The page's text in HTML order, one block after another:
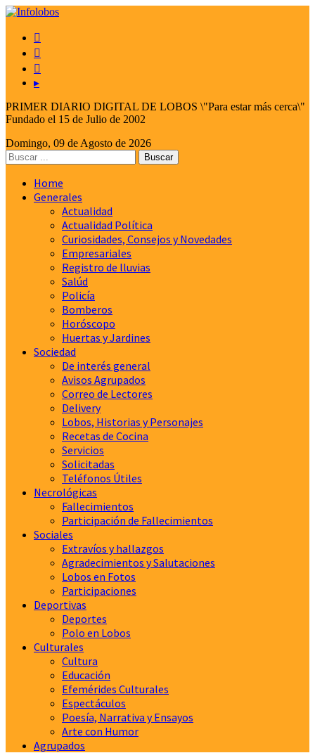



▸
PRIMER DIARIO DIGITAL DE LOBOS \"Para estar más cerca\"
Fundado el 15 de Julio de 2002
Domingo, 09 de Agosto de 2026
Home
Generales
Actualidad
Actualidad Política
Curiosidades, Consejos y Novedades
Empresariales
Registro de lluvias
Salúd
Policía
Bomberos
Horóscopo
Huertas y Jardines
Sociedad
De interés general
Avisos Agrupados
Correo de Lectores
Delivery
Lobos, Historias y Personajes
Recetas de Cocina
Servicios
Solicitadas
Teléfonos Útiles
Necrológicas
Fallecimientos
Participación de Fallecimientos
Sociales
Extravíos y hallazgos
Agradecimientos y Salutaciones
Lobos en Fotos
Participaciones
Deportivas
Deportes
Polo en Lobos
Culturales
Cultura
Educación
Efemérides Culturales
Espectáculos
Poesía, Narrativa y Ensayos
Arte con Humor
Agrupados